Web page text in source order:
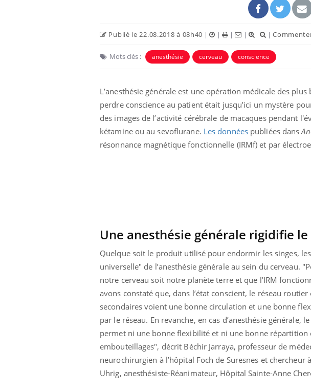
Publié le 22.08.2018 à 08h40 | | | | |
Mots clés : anesthésie cerveau conscience
L’anesthésie générale est une opération médicale des
perdre conscience au patient était jusqu’ici un mystère
des images de l’activité cérébrale de macaques pendant
kétamine ou au sevoflurane. Les donnéespubliées dans
résonnance magnétique fonctionnelle (IRMf) et par
Une anesthésie générale rigidifie
Quelque soit le produit utilisé pour endormir les singes,
universelle" de l’anesthésie générale au sein du cerveau.
notre cerveau soit notre planète terre et que l’IRM
avons constaté que, dans l’état conscient, le réseau
secondaires voient une bonne circulation et une bonne
par le réseau. En revanche, en cas d’anesthésie générale,
permet ni une bonne flexibilité et ni une bonne répartition
embouteillages", décrit Béchir Jarraya, professeur de
neurochirurgien à l’hôpital Foch de Suresnes et
Uhrig, anesthésiste-Réanimateur, Hôpital Sainte-Anne
Carence en fer : comprendre pour
Youtube
Fatigue, irritabilité, brouillard mental ou
même alopécie… Les symptômes de la
carence en fer sont multiples ce qui la rend
Youtube
Insuline & Charge
osait en parler??
En 2026, l'insuline dans le
reste entourée d'idées
patients comme parfois